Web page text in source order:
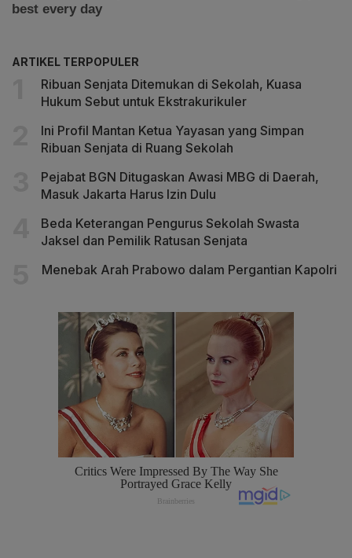
ARTIKEL TERPOPULER
Ribuan Senjata Ditemukan di Sekolah, Kuasa
Hukum Sebut untuk Ekstrakurikuler
Ini Profil Mantan Ketua Yayasan yang Simpan
Ribuan Senjata di Ruang Sekolah
Pejabat BGN Ditugaskan Awasi MBG di Daerah,
Masuk Jakarta Harus Izin Dulu
Beda Keterangan Pengurus Sekolah Swasta
Jaksel dan Pemilik Ratusan Senjata
Menebak Arah Prabowo dalam Pergantian Kapolri